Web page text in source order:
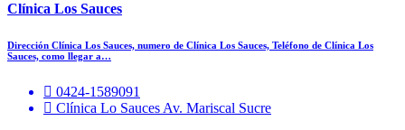
Clínica Los Sauces
Dirección Clínica Los Sauces, numero de Clínica Los Sauces, Teléfono de Clínica Los
Sauces, como llegar a…
0424-1589091
Clínica Lo Sauces Av. Mariscal Sucre